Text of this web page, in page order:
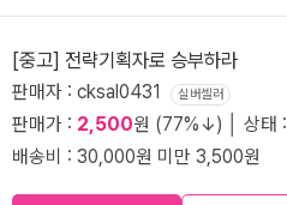
[중고] 전략기획자로 승부하라
판매자 : cksal0431 실버셀러
판매가 : 2,500원 (77%↓) │ 상태 :
배송비 : 30,000원 미만 3,500원